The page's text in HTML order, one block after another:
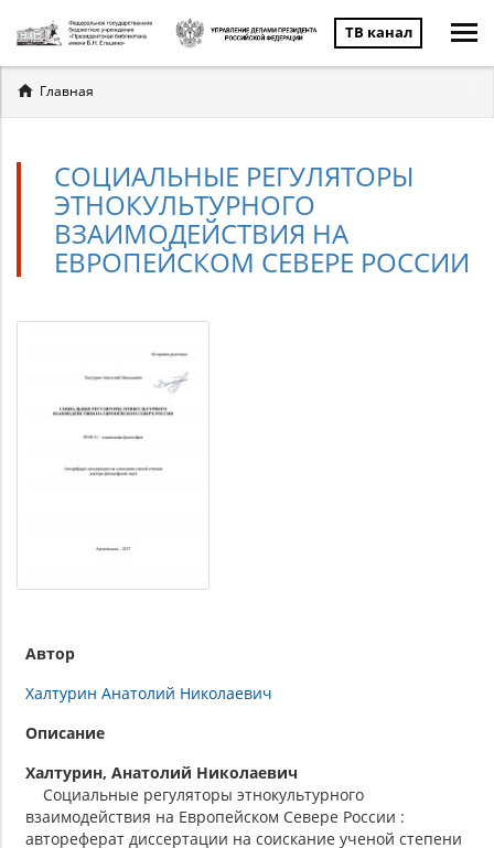
ТВ канал
Вы
здесь
Главная
СОЦИАЛЬНЫЕ РЕГУЛЯТОРЫ
ЭТНОКУЛЬТУРНОГО
ВЗАИМОДЕЙСТВИЯ НА
ЕВРОПЕЙСКОМ СЕВЕРЕ РОССИИ
Автор
Халтурин Анатолий Николаевич
Описание
Халтурин, Анатолий Николаевич
Социальные регуляторы этнокультурного
взаимодействия на Европейском Севере России :
автореферат диссертации на соискание ученой степени